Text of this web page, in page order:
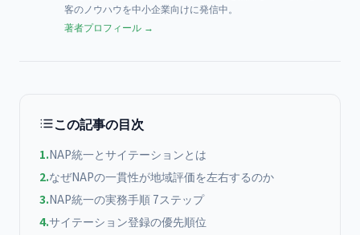
客のノウハウを中小企業向けに発信中。
著者プロフィール →
この記事の目次
1.NAP統一とサイテーションとは
2.なぜNAPの一貫性が地域評価を左右するのか
3.NAP統一の実務手順 7ステップ
4.サイテーション登録の優先順位